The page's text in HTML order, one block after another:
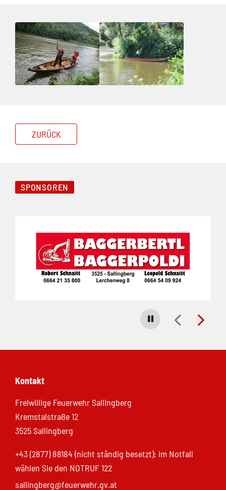
ZURÜCK
SPONSOREN
Carousel stoppen
Kontakt
Freiwillige Feuerwehr Sallingberg
Kremstalstraße 12
3525 Sallingberg
+43 (2877) 88184 (nicht ständig besetzt); im Notfall
wählen Sie den NOTRUF 122
sallingberg@feuerwehr.gv.at